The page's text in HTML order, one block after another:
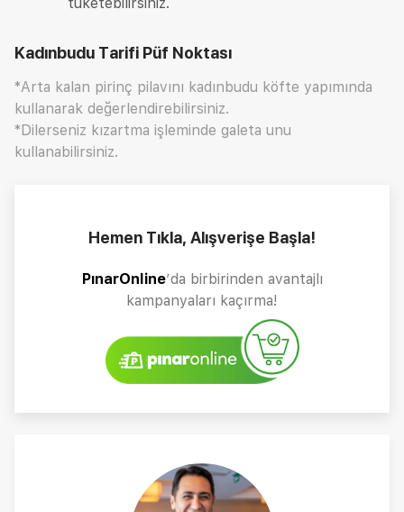
Kadınbudu Tarifi Püf Noktası
*Arta kalan pirinç pilavını kadınbudu köfte yapımında
kullanarak değerlendirebilirsiniz.
*Dilerseniz kızartma işleminde galeta unu
kullanabilirsiniz.
Hemen Tıkla, Alışverişe Başla!
PınarOnline’da birbirinden avantajlı
kampanyaları kaçırma!